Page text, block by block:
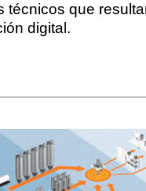
técnicos que
digital.